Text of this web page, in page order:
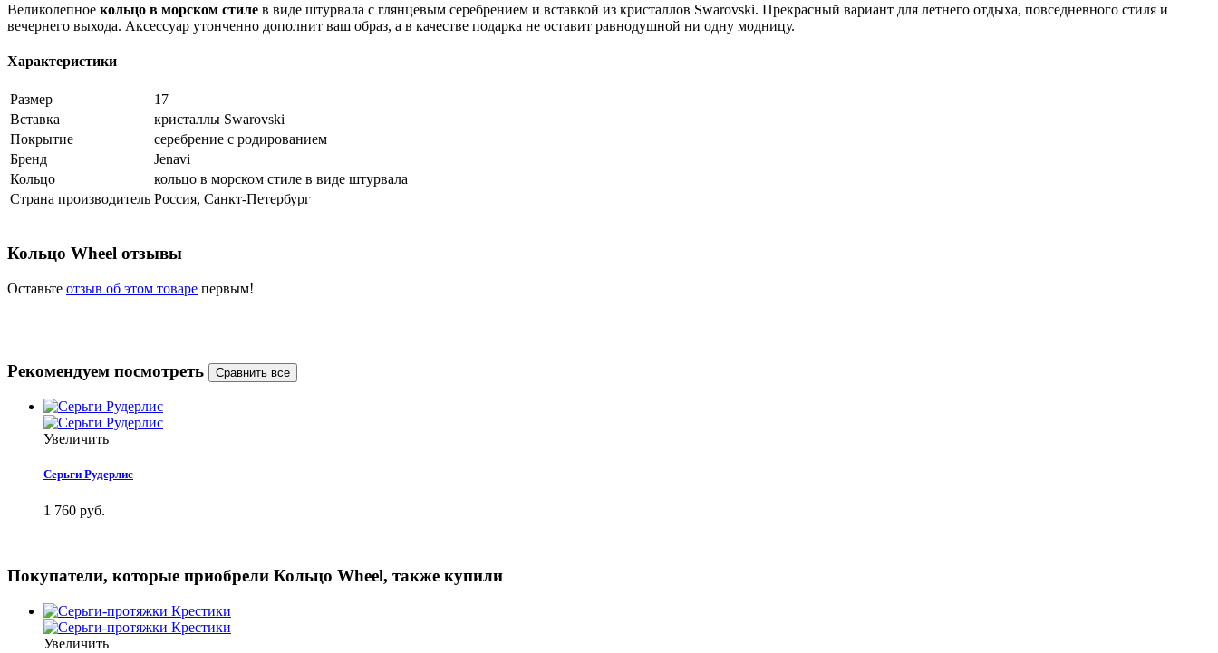
Великолепное кольцо в морском стиле в виде штурвала с глянцевым серебрением и вставкой из кристаллов Swarovski. Прекрасный вариант для летнего отдыха, повседневного стиля и
вечернего выхода. Аксессуар утонченно дополнит ваш образ, а в качестве подарка не оставит равнодушной ни одну модницу.
Характеристики
Размер
17
Вставка
кристаллы Swarovski
Покрытие
серебрение с родированием
Бренд
Jenavi
Кольцо
кольцо в морском стиле в виде штурвала
Страна производитель Россия, Санкт-Петербург
Кольцо Wheel отзывы
Оставьте отзыв об этом товаре первым!
Рекомендуем посмотреть
Увеличить
Серьги Рудерлис
1 760 руб.
Покупатели, которые приобрели Кольцо Wheel, также купили
Увеличить